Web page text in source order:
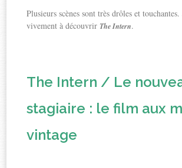
Plusieurs scènes sont très drôles et
vivement à découvrir The Intern.
The Intern / Le
stagiaire : le film aux
vintage